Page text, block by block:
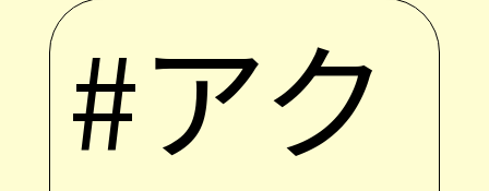
#アク